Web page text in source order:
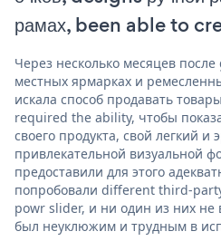
рамах, been able to
Через несколько месяцев
местных ярмарках и
искала способ продавать
required the ability, чтобы
своего продукта, свой легкий
привлекательной визуальной
предоставили для этого
попробовали different third-
powr slider, и ни один из них не
был неуклюжим и трудным в